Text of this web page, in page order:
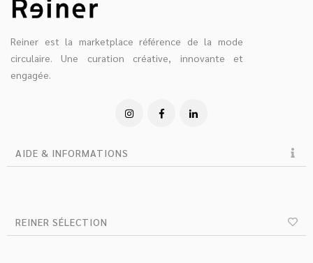
Reiner est la marketplace référence de la mode
circulaire. Une curation créative, innovante et
engagée.
AIDE & INFORMATIONS
REINER SÉLECTION